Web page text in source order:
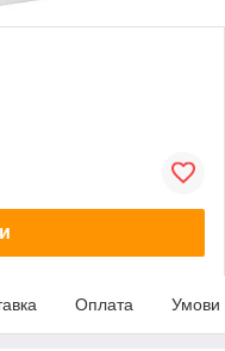
Оплата Умови